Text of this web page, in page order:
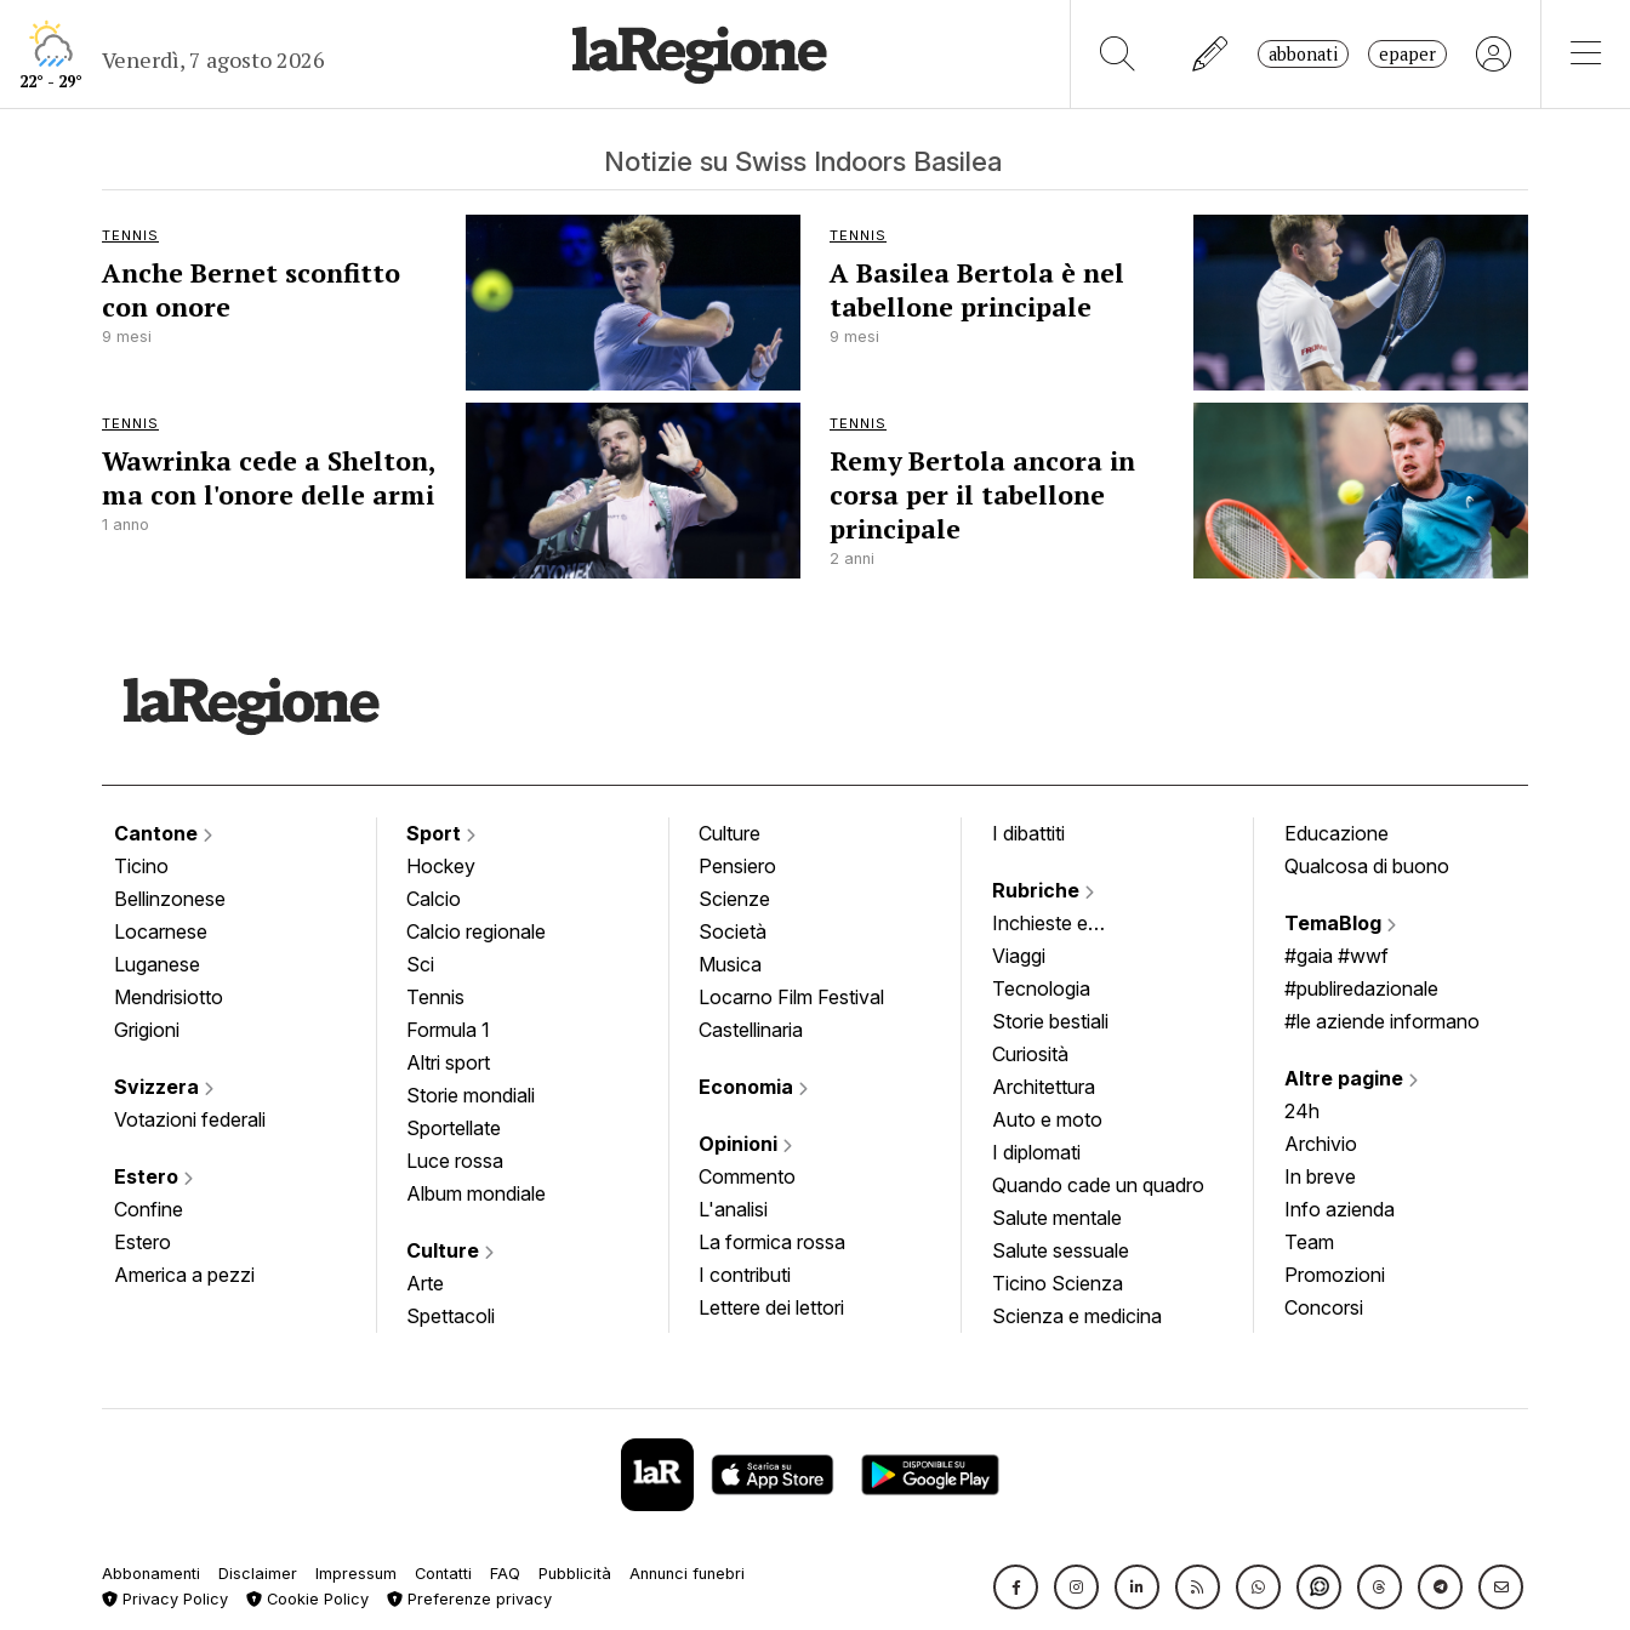
22° - 29°
Venerdì, 7 agosto 2026 abbonati epaper
Notizie su Swiss Indoors Basilea
TENNIS
Anche Bernet sconfitto
con onore
9 mesi
TENNIS
A Basilea Bertola è nel
tabellone principale
9 mesi
TENNIS
Wawrinka cede a Shelton,
ma con l'onore delle armi
1 anno
TENNIS
Remy Bertola ancora in
corsa per il tabellone
principale
2 anni
Cantone
Ticino
Bellinzonese
Locarnese
Luganese
Mendrisiotto
Grigioni
Svizzera
Votazioni federali
Estero
Confine
Estero
America a pezzi
Sport
Hockey
Calcio
Calcio regionale
Sci
Tennis
Formula 1
Altri sport
Storie mondiali
Sportellate
Luce rossa
Album mondiale
Culture
Arte
Spettacoli
Culture
Pensiero
Scienze
Società
Musica
Locarno Film Festival
Castellinaria
Economia
Opinioni
Commento
L'analisi
La formica rossa
I contributi
Lettere dei lettori
I dibattiti
Rubriche
Inchieste e
approfondimenti
Viaggi
Tecnologia
Storie bestiali
Curiosità
Architettura
Auto e moto
I diplomati
Quando cade un quadro
Salute mentale
Salute sessuale
Ticino Scienza
Scienza e medicina
Educazione
Qualcosa di buono
TemaBlog
#gaia #wwf
#publiredazionale
#le aziende informano
Altre pagine
24h
Archivio
In breve
Info azienda
Team
Promozioni
Concorsi
Abbonamenti Disclaimer Impressum Contatti FAQ Pubblicità
Annunci funebri
Privacy Policy
Cookie Policy Preferenze privacy